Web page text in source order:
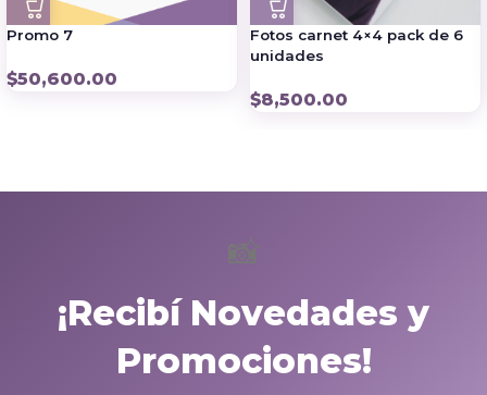
Promo 7
$50,600.00
Fotos carnet 4×4 pack de 6
unidades
$8,500.00
📸
¡Recibí Novedades y
Promociones!